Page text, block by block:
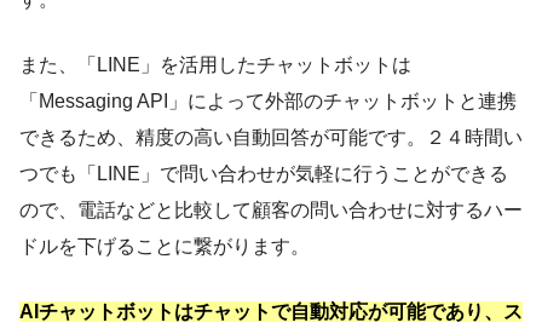
また、「LINE」を活用したチャットボットは
「Messaging API」によって外部のチャットボットと連携
できるため、精度の高い自動回答が可能です。２４時間い
つでも「LINE」で問い合わせが気軽に行うことができる
ので、電話などと比較して顧客の問い合わせに対するハー
ドルを下げることに繋がります。
AIチャットボットはチャットで自動対応が可能であり、ス